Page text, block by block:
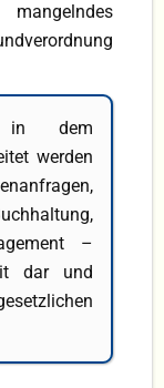
in dem
werden
–
dar und